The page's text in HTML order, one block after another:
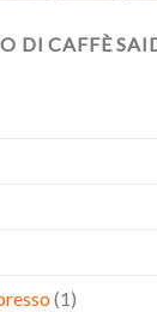
DI CAFFÈ
(1)